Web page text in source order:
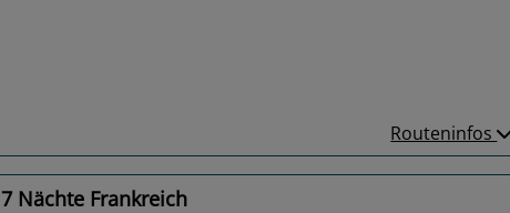
Routeninfos
7 Nächte Frankreich